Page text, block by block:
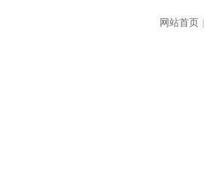
网站首页